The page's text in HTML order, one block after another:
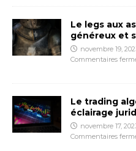
Le legs aux
généreux et
novembre 19,
Commentaires
Le trading
éclairage
novembre 17,
Commentaires